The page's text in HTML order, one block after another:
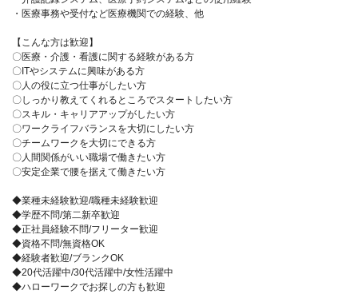
・医療事務や受付など医療機関での経験、他
【こんな方は歓迎】
〇医療・介護・看護に関する経験がある方
〇ITやシステムに興味がある方
〇人の役に立つ仕事がしたい方
〇しっかり教えてくれるところでスタートしたい方
〇スキル・キャリアアップがしたい方
〇ワークライフバランスを大切にしたい方
〇チームワークを大切にできる方
〇人間関係がいい職場で働きたい方
〇安定企業で腰を据えて働きたい方
◆業種未経験歓迎/職種未経験歓迎
◆学歴不問/第二新卒歓迎
◆正社員経験不問/フリーター歓迎
◆資格不問/無資格OK
◆経験者歓迎/ブランクOK
◆20代活躍中/30代活躍中/女性活躍中
◆ハローワークでお探しの方も歓迎